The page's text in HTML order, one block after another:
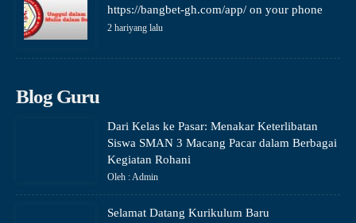
https://bangbet-gh.com/app/ on your phone
2 hariyang lalu
Blog Guru
Dari Kelas ke Pasar: Menakar Keterlibatan
Siswa SMAN 3 Macang Pacar dalam Berbagai
Kegiatan Rohani
Oleh : Admin
Selamat Datang Kurikulum Baru